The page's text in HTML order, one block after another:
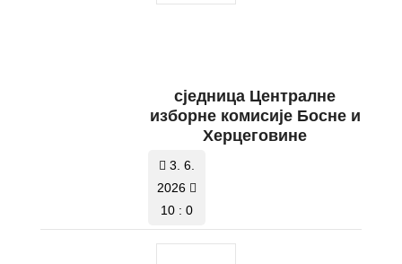
сједницa Централне
изборне комисије Босне и
Херцеговине
3. 6.
2026
10 : 0